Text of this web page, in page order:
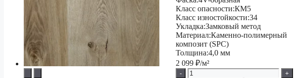
Класс опасности:КМ5
Класс изностойкости:34
Укладка:Замковый метод
Материал:Каменно-полимерный
композит (SPC)
Толщина:4,0 мм
2 099₽/м²
-
+